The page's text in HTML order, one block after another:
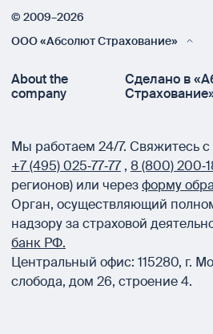
© 2009–2026
ООО «Абсолют Страхование»
About the
company
Сделано в
Мы работаем 24/7. Свяжитесь
+7 (495) 025‑77‑77 , 8 (800)
регионов) или черезформу
Орган, осуществляющий
надзору за страховой
банк РФ.
Центральный офис: 115280, г.
слобода, дом 26, строение 4.